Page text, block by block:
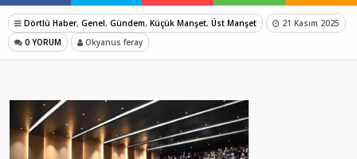
Dörtlü Haber, Genel, Gündem, Küçük Manşet, Üst Manşet
21 Kasım 2025
0 YORUM
Okyanus feray